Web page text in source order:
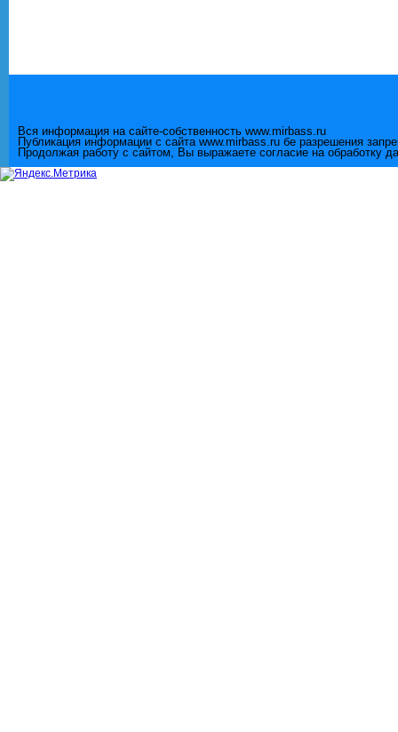
Вся информация на сайте-собственность www.mirbass.ru
Публикация информации с сайта www.mirbass.ru бе разрешения
Продолжая работу с сайтом, Вы выражаете согласие на обработку